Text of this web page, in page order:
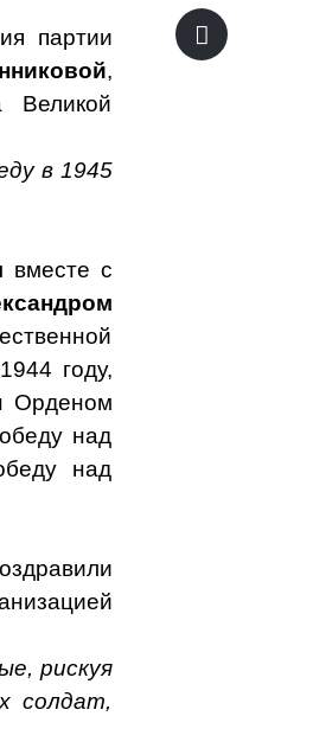
партии
,
Великой
в 1945
вместе с
году,
Орденом
над
над
рискуя
солдат,